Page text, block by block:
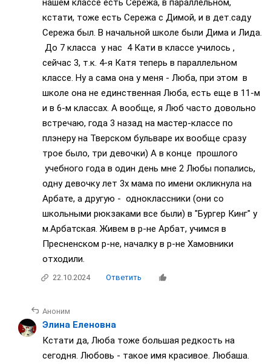
нашем классе есть Сережа, в параллельном,
кстати, тоже есть Сережа с Димой, и в дет.саду
Сережа был. В начальной школе были Дима и Лида.
До 7 класса у нас 4 Кати в классе училось ,
сейчас 3, т.к. 4-я Катя теперь в параллельном
классе. Ну а сама она у меня - Люба, при этом в
школе она не единственная Люба, есть еще в 11-м
и в 6-м классах. А вообще, я Люб часто довольно
встречаю, года 3 назад на мастер-классе по
плэнеру на Тверском бульваре их вообще сразу
трое было, три девочки) А в конце прошлого
учебного года в один день мне 2 Любы попались,
одну девочку лет 3х мама по имени окликнула на
Арбате, а другую - одноклассники (они со
школьными рюкзаками все были) в "Бургер Кинг" у
м.Арбатская. Живем в р-не Арбат, учимся в
Пресненском р-не, началку в р-не Хамовники
отходили.
22.10.2024 Ответить
Аноним
Элина Еленовна
Кстати да, Люба тоже большая редкость на
сегодня. Любовь - такое имя красивое. Любаша.